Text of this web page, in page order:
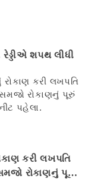
શપથ લીધી
કરી લખપતિ
રોકાણનું પૂરું